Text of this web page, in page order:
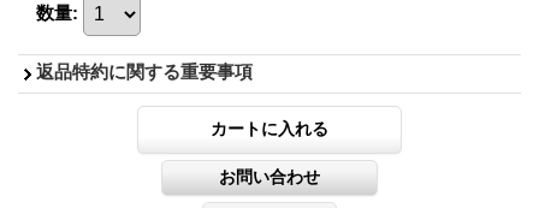
数量:
返品特約に関する重要事項